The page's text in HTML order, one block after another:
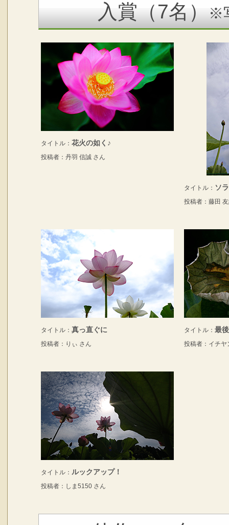
入賞（7名）※
タイトル： 花火の如く♪
投稿者：丹羽 信誠 さん
タイトル： ソ
投稿者：藤田
タイトル： 真っ直ぐに
投稿者：りぃ さん
タイトル： 最
投稿者：イチヤ
タイトル： ルックアップ！
投稿者：しま5150 さん